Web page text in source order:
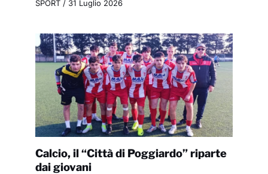
SPORT/ 31 Luglio 2026
Calcio, il “Città di Poggiardo” riparte
dai giovani